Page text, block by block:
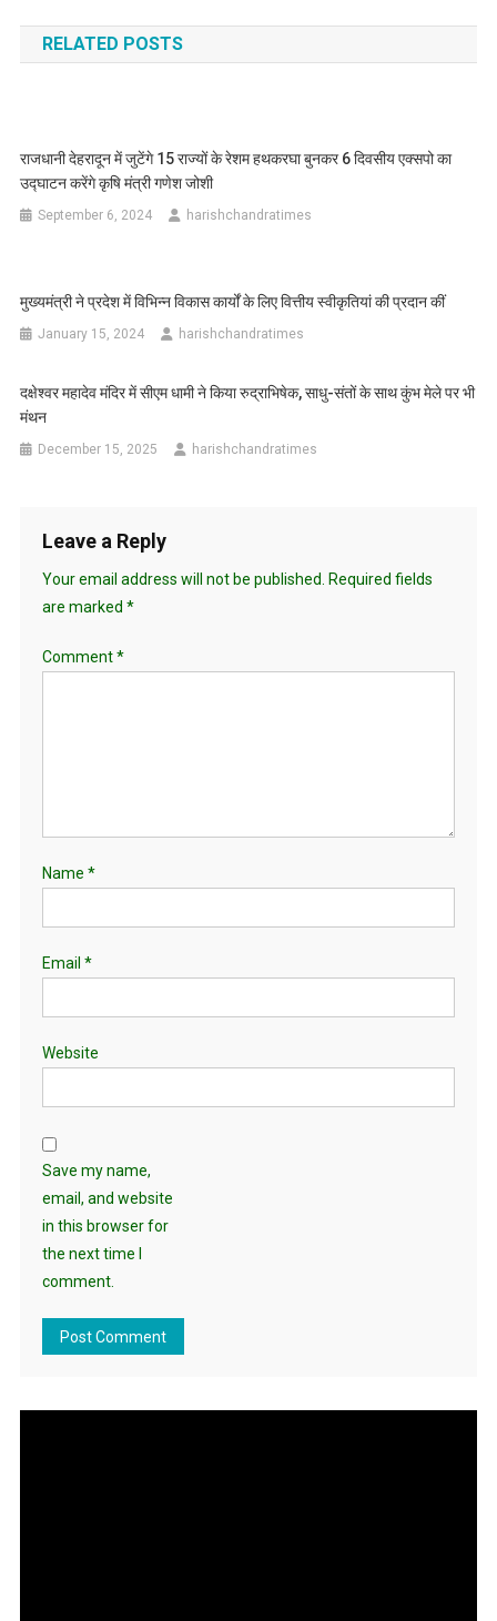
navigation
RELATED POSTS
राजधानी देहरादून में जुटेंगे 15 राज्यों के रेशम हथकरघा बुनकर 6 दिवसीय एक्सपो का
उद्घाटन करेंगे कृषि मंत्री गणेश जोशी
September 6, 2024 harishchandratimes
मुख्यमंत्री ने प्रदेश में विभिन्न विकास कार्यों के लिए वित्तीय स्वीकृतियां की प्रदान कीं
January 15, 2024 harishchandratimes
दक्षेश्वर महादेव मंदिर में सीएम धामी ने किया रुद्राभिषेक, साधु-संतों के साथ कुंभ मेले पर भी
मंथन
December 15, 2025 harishchandratimes
Leave a Reply
Your email address will not be published.
Required fields
are marked *
Comment*
Name *
Email *
Website
Save my name,
email, and website
in this browser for
the next time I
comment.